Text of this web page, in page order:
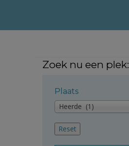
Zoek nu een plek:
Plaats
Heerde (1)